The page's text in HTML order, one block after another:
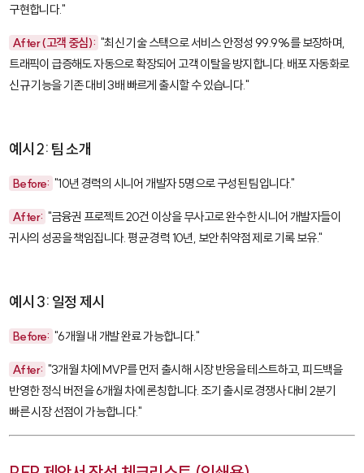
구현합니다."
After (고객 중심): "최신 기술 스택으로 서비스 안정성 99.9%를 보장하며,
트래픽이 급증해도 자동으로 확장되어 고객 이탈을 방지합니다. 배포 자동화로
신규 기능을 기존 대비 3배 빠르게 출시할 수 있습니다."
예시 2: 팀 소개
Before: "10년 경력의 시니어 개발자 5명으로 구성된 팀입니다."
After: "금융권 프로젝트 20건 이상을 무사고로 완수한 시니어 개발자들이
귀사의 성공을 책임집니다. 평균 경력 10년, 보안 취약점 제로 기록 보유."
예시 3: 일정 제시
Before: "6개월 내 개발 완료 가능합니다."
After: "3개월 차에 MVP를 먼저 출시해 시장 반응을 테스트하고, 피드백을
반영한 정식 버전을 6개월 차에 론칭합니다. 조기 출시로 경쟁사 대비 2분기
빠른 시장 선점이 가능합니다."